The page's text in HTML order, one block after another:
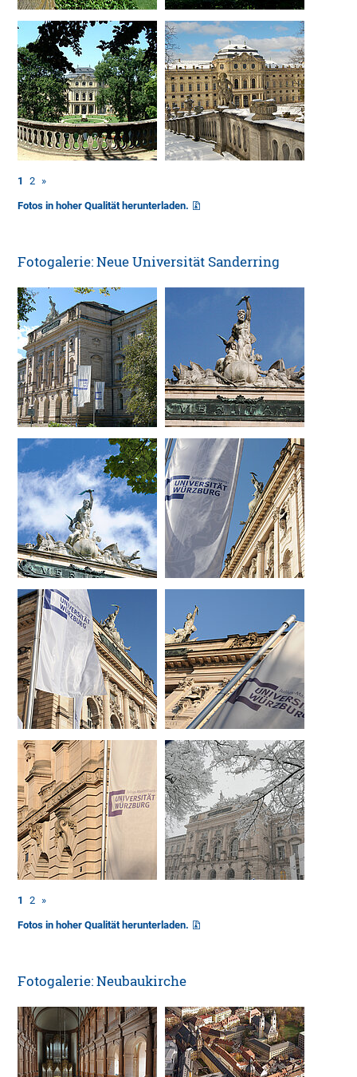
1 2 »
Fotos in hoher Qualität herunterladen.
Fotogalerie: Neue Universität Sanderring
1 2 »
Fotos in hoher Qualität herunterladen.
Fotogalerie: Neubaukirche